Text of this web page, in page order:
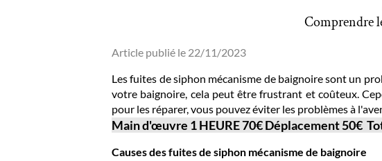
Comprendre
Article publié le 22/11/2023
Les fuites de siphon mécanisme de baignoire sont un
votre baignoire, cela peut être frustrant et coûteux.
pour les réparer, vous pouvez éviter les problèmes à
Main d'œuvre 1 HEURE 70€ Déplacement 50€
Causes des fuites de siphon mécanisme de baignoire